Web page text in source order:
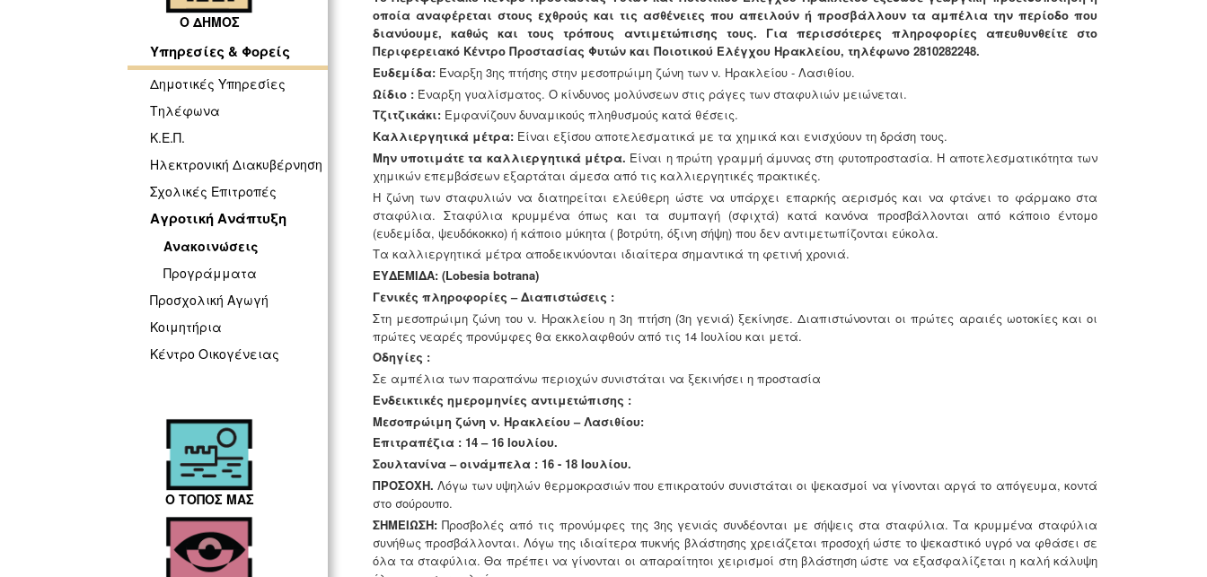
Ο ΔΗΜΟΣ
Υπηρεσίες & Φορείς
Δημοτικές Υπηρεσίες
Τηλέφωνα
Κ.Ε.Π.
Ηλεκτρονική Διακυβέρνηση
Σχολικές Επιτροπές
Αγροτική Ανάπτυξη
Ανακοινώσεις
Προγράμματα
Προσχολική Αγωγή
Κοιμητήρια
Κέντρο Οικογένειας
Ο ΤΟΠΟΣ ΜΑΣ
οποία αναφέρεται στους εχθρούς και τις ασθένειες που απειλούν ή προσβάλλουν τα αμπέλια την περίοδο που
διανύουμε, καθώς και τους τρόπους αντιμετώπισης τους. Για περισσότερες πληροφορίες απευθυνθείτε στο
Περιφερειακό Κέντρο Προστασίας Φυτών και Ποιοτικού Ελέγχου Ηρακλείου, τηλέφωνο 2810282248.
Ευδεμίδα: Έναρξη 3ης πτήσης στην μεσοπρώιμη ζώνη των ν. Ηρακλείου - Λασιθίου.
Ωίδιο : Έναρξη γυαλίσματος. Ο κίνδυνος μολύνσεων στις ράγες των σταφυλιών μειώνεται.
Τζιτζικάκι: Εμφανίζουν δυναμικούς πληθυσμούς κατά θέσεις.
Καλλιεργητικά μέτρα: Είναι εξίσου αποτελεσματικά με τα χημικά και ενισχύουν τη δράση τους.
Μην υποτιμάτε τα καλλιεργητικά μέτρα. Είναι η πρώτη γραμμή άμυνας στη φυτοπροστασία. Η αποτελεσματικότητα των
χημικών επεμβάσεων εξαρτάται άμεσα από τις καλλιεργητικές πρακτικές.
Η ζώνη των σταφυλιών να διατηρείται ελεύθερη ώστε να υπάρχει επαρκής αερισμός και να φτάνει το φάρμακο στα
σταφύλια. Σταφύλια κρυμμένα όπως και τα συμπαγή (σφιχτά) κατά κανόνα προσβάλλονται από κάποιο έντομο
(ευδεμίδα, ψευδόκοκκο) ή κάποιο μύκητα ( βοτρύτη, όξινη σήψη) που δεν αντιμετωπίζονται εύκολα.
Τα καλλιεργητικά μέτρα αποδεικνύονται ιδιαίτερα σημαντικά τη φετινή χρονιά.
ΕΥΔΕΜΙΔΑ: (Lobesia botrana)
Γενικές πληροφορίες – Διαπιστώσεις :
Στη μεσοπρώιμη ζώνη του ν. Ηρακλείου η 3η πτήση (3η γενιά) ξεκίνησε. Διαπιστώνονται οι πρώτες αραιές ωοτοκίες και οι
πρώτες νεαρές προνύμφες θα εκκολαφθούν από τις 14 Ιουλίου και μετά.
Οδηγίες :
Σε αμπέλια των παραπάνω περιοχών συνιστάται να ξεκινήσει η προστασία
Ενδεικτικές ημερομηνίες αντιμετώπισης :
Μεσοπρώιμη ζώνη ν. Ηρακλείου – Λασιθίου:
Επιτραπέζια : 14 – 16 Ιουλίου.
Σουλτανίνα – οινάμπελα : 16 - 18 Ιουλίου.
ΠΡΟΣΟΧΗ. Λόγω των υψηλών θερμοκρασιών που επικρατούν συνιστάται οι ψεκασμοί να γίνονται αργά το απόγευμα, κοντά
στο σούρουπο.
ΣΗΜΕΙΩΣΗ:Προσβολές από τις προνύμφες της 3ης γενιάς συνδέονται με σήψεις στα σταφύλια. Τα κρυμμένα σταφύλια
συνήθως προσβάλλονται. Λόγω της ιδιαίτερα πυκνής βλάστησης χρειάζεται προσοχή ώστε το ψεκαστικό υγρό να φθάσει σε
όλα τα σταφύλια. Θα πρέπει να γίνονται οι απαραίτητοι χειρισμοί στη βλάστηση ώστε να εξασφαλίζεται η καλή κάλυψη